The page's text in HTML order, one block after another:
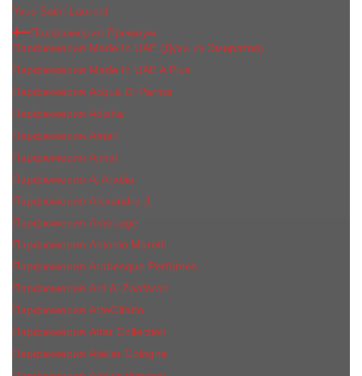
Yves Saint Laurent
Парфюмерия Премиум
Парфюмерия Made In UAE (Духи из Эмиратов)
Парфюмерия Made In UAE A Plus
Парфюмерия Acqua Di Parma
Парфюмерия Adisha
Парфюмерия Afnan
Парфюмерия Ajmal
Парфюмерия Aj Arabia
Парфюмерия Alexandre J.
Парфюмерия Amouage
Парфюмерия Antonio Maretti
Парфюмерия Arabesque Perfumes
Парфюмерия Ard Al Zaafaran
Парфюмерия ArteOlfatto
Парфюмерия Attar Collection
Парфюмерия Atelier Cologne